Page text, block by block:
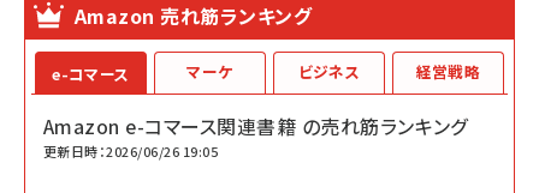
Amazon 売れ筋ランキング
e-コマース
Amazon e-コマース関連書籍 の売れ筋ランキング
更新日時：2026/06/26 19:05
マーケ ビジネス 経営戦略